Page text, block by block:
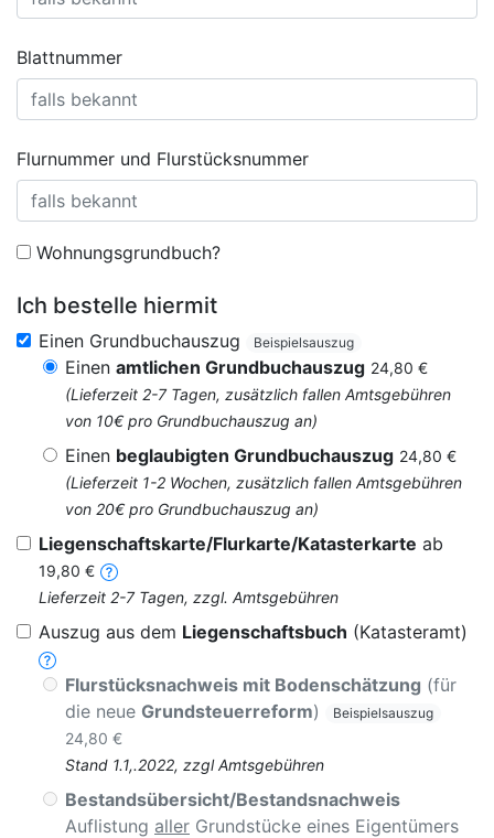
Blattnummer
Flurnummer und Flurstücksnummer
Wohnungsgrundbuch?
Ich bestelle hiermit
Einen Grundbuchauszug Beispielsauszug
Einen amtlichen Grundbuchauszug 24,80 €
(Lieferzeit 2-7 Tagen, zusätzlich fallen Amtsgebühren
von 10€ pro Grundbuchauszug an)
Einen beglaubigten Grundbuchauszug 24,80 €
(Lieferzeit 1-2 Wochen, zusätzlich fallen Amtsgebühren
von 20€ pro Grundbuchauszug an)
Liegenschaftskarte/Flurkarte/Katasterkarte ab
19,80 €
Lieferzeit 2-7 Tagen, zzgl. Amtsgebühren
Auszug aus dem Liegenschaftsbuch (Katasteramt)
Flurstücksnachweis mit Bodenschätzung (für
die neue Grundsteuerreform) Beispielsauszug
24,80 €
Stand 1.1,.2022, zzgl Amtsgebühren
Bestandsübersicht/Bestandsnachweis
Auflistung aller Grundstücke eines Eigentümers